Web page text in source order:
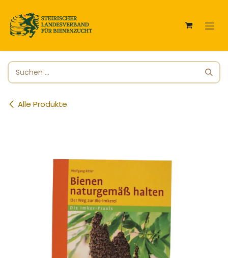
Alle Produkte